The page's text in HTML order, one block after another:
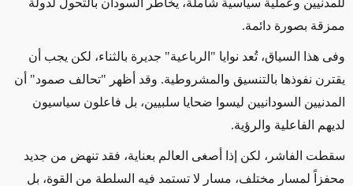
للمدنيين وعملية سياسية شاملة، يخاطر السودان بالتحول لدولة
ممزقة بصورة دائمة.
وفى هذا السياق، تُعد نوايا "الرباعية" جديرة بالثناء، لكن يجب أن
يقترن نفوذها بالتنسيق والمشروطية. وقد أظهر "تحالف صمود" أن
المدنيين السودانيين ليسوا ضحايا سلبيين، بل فاعلون سياسيون
لديهم الفاعلية والرؤية.
سقطت الفاشر، لكن إذا أصغى العالم بعناية، فقد تنهض من جديد
محفزاً لمسار مختلف، مسار لا تستمد فيه السلطة من القوة، بل